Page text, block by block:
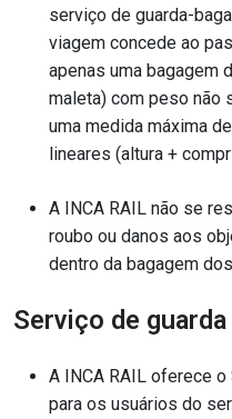
serviço de guarda-
viagem concede ao
apenas uma bagagem
maleta) com peso não
uma medida máxima
lineares (altura +
A INCA RAIL não se
roubo ou danos aos
dentro da bagagem
Serviço de guarda
A INCA RAIL oferece
para os usuários do